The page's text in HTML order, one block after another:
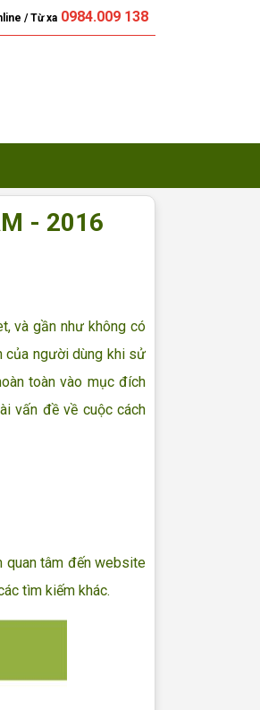
/ Từ xa 0984.009 138
- 2016
và gần như không có
của người dùng khi sử
toàn vào mục đích
vấn đề về cuộc cách
quan tâm đến website
tìm kiếm khác.